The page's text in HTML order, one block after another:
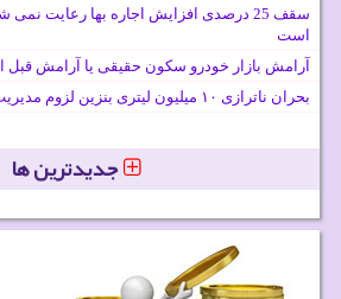
سقف 25 درصدی افزایش اجاره بها رعایت
است
آرامش بازار خودرو سکون حقیقی یا آرامش قبل
بحران ناترازی ۱۰ میلیون لیتری بنزین لزوم مدیریت تقاضا و اصلاح ساختار
جدیدترین ها